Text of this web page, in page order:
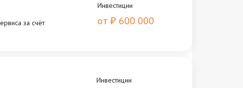
за cчёт
Инвестиции
от ₽ 600 000
Инвестиции